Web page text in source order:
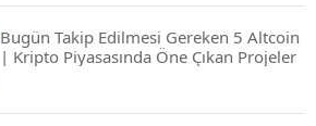
Bugün Takip Edilmesi Gereken 5 Altcoin
| Kripto Piyasasında Öne Çıkan Projeler